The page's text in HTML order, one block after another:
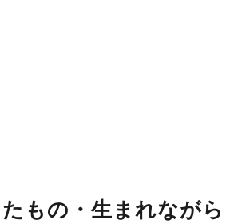
もの・生まれながら